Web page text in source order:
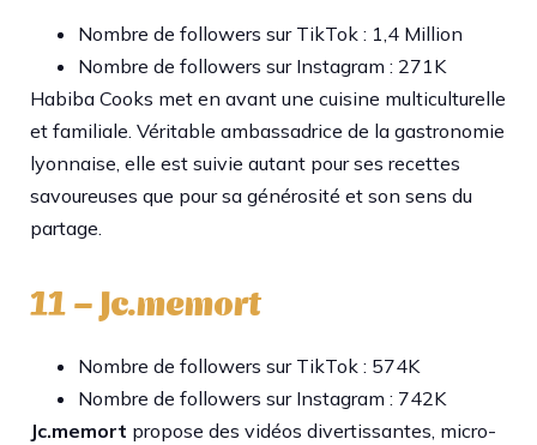
Nombre de followers sur TikTok : 1,4 Million
Nombre de followers sur Instagram : 271K
Habiba Cooks met en avant une cuisine multiculturelle
et familiale. Véritable ambassadrice de la gastronomie
lyonnaise, elle est suivie autant pour ses recettes
savoureuses que pour sa générosité et son sens du
partage.​
11 – Jc.memort
Nombre de followers sur TikTok : 574K
Nombre de followers sur Instagram : 742K
Jc.memort propose des vidéos divertissantes, micro-